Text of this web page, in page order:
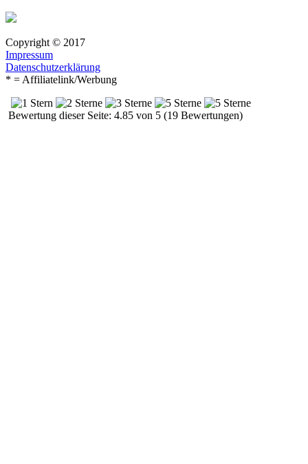
Copyright © 2017
Impressum
Datenschutzerklärung
* = Affiliatelink/Werbung
Bewertung dieser Seite: 4.85 von 5 (19 Bewertungen)